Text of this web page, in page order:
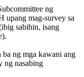
ng
upang mag-survey sa
sabihin, isang
ng mga kawani ang
ng nasabing